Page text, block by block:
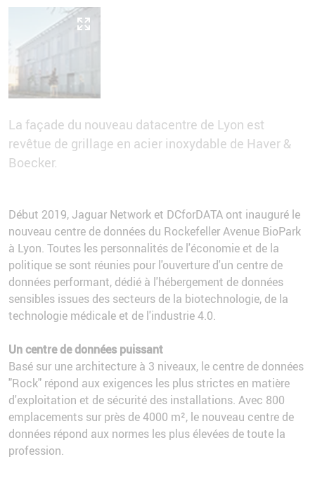
La façade du nouveau datacentre de Lyon est
revêtue de grillage en acier inoxydable de Haver &
Boecker.
Début 2019, Jaguar Network et DCforDATA ont inauguré le
nouveau centre de données du Rockefeller Avenue BioPark
à Lyon. Toutes les personnalités de l'économie et de la
politique se sont réunies pour l'ouverture d'un centre de
données performant, dédié à l'hébergement de données
sensibles issues des secteurs de la biotechnologie, de la
technologie médicale et de l'industrie 4.0.
Un centre de données puissant
Basé sur une architecture à 3 niveaux, le centre de données
"Rock" répond aux exigences les plus strictes en matière
d'exploitation et de sécurité des installations. Avec 800
emplacements sur près de 4000 m², le nouveau centre de
données répond aux normes les plus élevées de toute la
profession.